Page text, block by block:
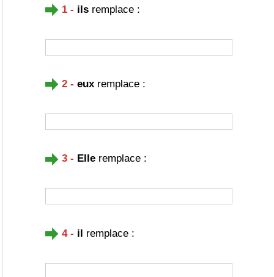
1 - ils remplace :
2 - eux remplace :
3 - Elle remplace :
4 - il remplace :